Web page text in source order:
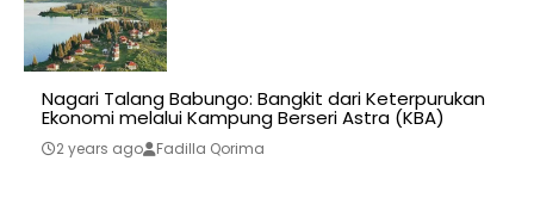
Nagari Talang Babungo: Bangkit dari Keterpurukan
Ekonomi melalui Kampung Berseri Astra (KBA)
2 years ago Fadilla Qorima